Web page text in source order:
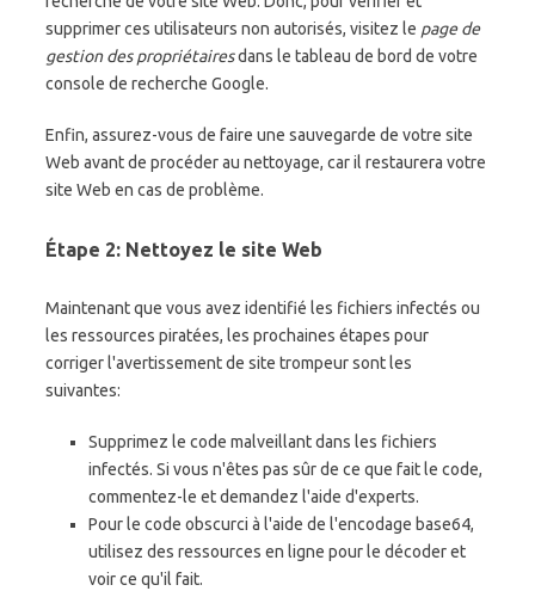
supprimer ces utilisateurs non autorisés, visitez le page de
gestion des propriétairesdans le tableau de bord de votre
console de recherche Google.
Enfin, assurez-vous de faire une sauvegarde de votre site
Web avant de procéder au nettoyage, car il restaurera votre
site Web en cas de problème.
Étape 2: Nettoyez le site Web
Maintenant que vous avez identifié les fichiers infectés ou
les ressources piratées, les prochaines étapes pour
corriger l'avertissement de site trompeur sont les
suivantes:
Supprimez le code malveillant dans les fichiers
infectés. Si vous n'êtes pas sûr de ce que fait le code,
commentez-le et demandez l'aide d'experts.
Pour le code obscurci à l'aide de l'encodage base64,
utilisez des ressources en ligne pour le décoder et
voir ce qu'il fait.